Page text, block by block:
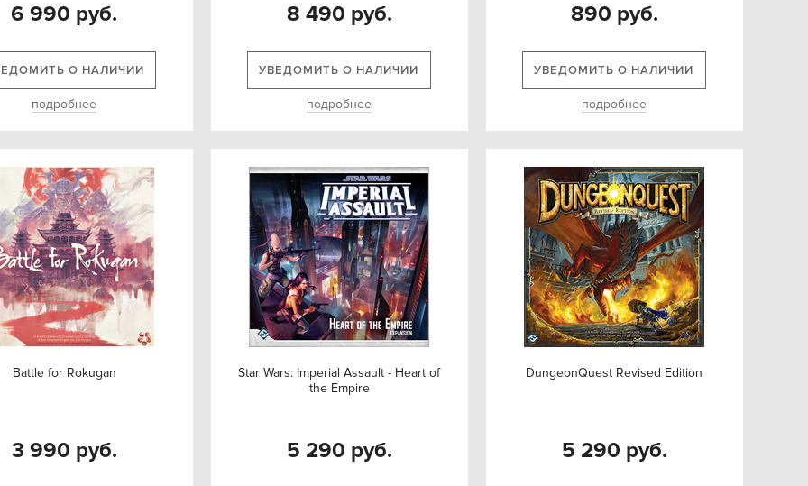
6 990 руб.
О НАЛИЧИИ
подробнее
8 490 руб.
УВЕДОМИТЬ О НАЛИЧИИ
подробнее
890 руб.
УВЕДОМИТЬ О НАЛИЧИИ
подробнее
Battle for Rokugan
3 990 руб.
Star Wars: Imperial Assault - Heart of
the Empire
5 290 руб.
DungeonQuest Revised Edition
5 290 руб.